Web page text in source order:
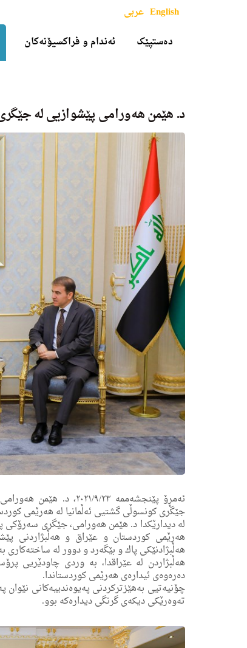
دەستپێک ئەندام و فراکسیۆنەکان
English عربی
د. هێمن هه‌ورامی پێشوازیی له‌
ئه‌مڕۆ پێنجشه‌ممه‌
جێگری كونسوڵی گشتیی ئه‌ڵمانیا له‌ هه‌رێمی
له‌ دیدارێكدا د. هێمن هه‌ورامی، جێگری
هه‌رێمی كوردستان و عێراق و هه‌ڵبژاردنی
هه‌ڵبژادنێكی پاك و بێگه‌رد و دوور له‌
هه‌ڵبژاردن له‌ عێراقدا، به‌ وردی چاودێریی
ده‌ره‌وه‌ی ئیداره‌ی هه‌رێمی كوردستاندا.
چۆنیه‌تیی به‌هێزتركردنی په‌یوه‌ندییه‌كانی نێوان
ته‌وه‌رێكی دیكه‌ى گرنگی دیداره‌كه‌ بوو.